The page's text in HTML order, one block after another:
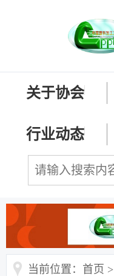
关于协会
行业动态
当前位置：首页 >